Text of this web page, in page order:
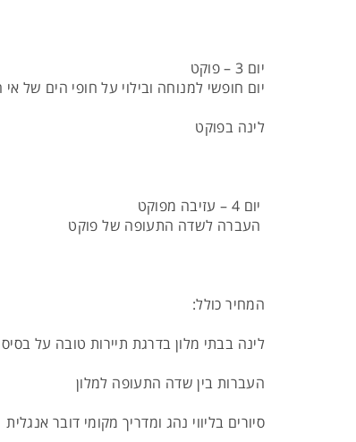
יום 3 – פוקט
יום חופשי למנוחה ובילוי על חופי הים של
לינה בפוקט
יום 4 – עזיבה מפוקט
העברה לשדה התעופה של פוקט
המחיר כולל:
לינה בבתי מלון בדרגת תיירות טובה על
העברות בין שדה התעופה למלון
סיורים בליווי נהג ומדריך מקומי דובר אנגלית